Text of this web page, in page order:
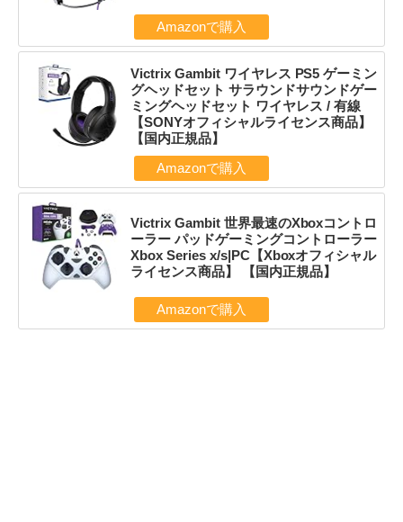
Amazonで購入
Victrix Gambit ワイヤレス PS5 ゲーミン
グヘッドセット サラウンドサウンドゲー
ミングヘッドセット ワイヤレス / 有線
【SONYオフィシャルライセンス商品】
【国内正規品】
Amazonで購入
Victrix Gambit 世界最速のXboxコントロ
ーラー パッドゲーミングコントローラー
Xbox Series x/s|PC【Xboxオフィシャル
ライセンス商品】 【国内正規品】
Amazonで購入